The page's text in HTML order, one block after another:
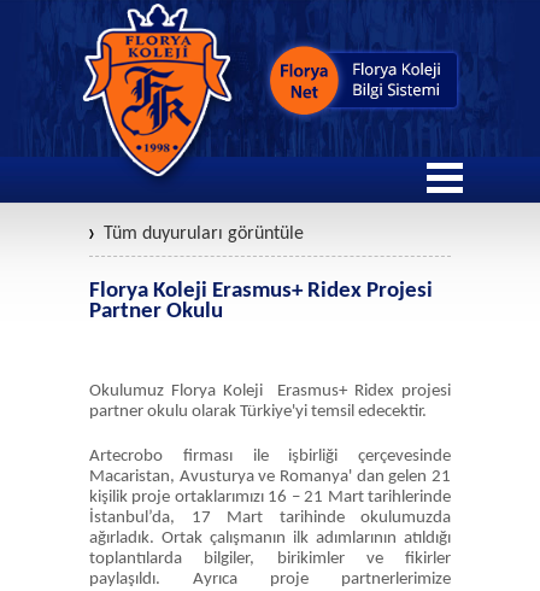
Tüm duyuruları görüntüle
Florya Koleji Erasmus+ Ridex Projesi
Partner Okulu
Okulumuz Florya Koleji Erasmus+ Ridex projesi
partner okulu olarak Türkiye'yi temsil edecektir.
Artecrobo firması ile işbirliği çerçevesinde
Macaristan, Avusturya ve Romanya' dan gelen 21
kişilik proje ortaklarımızı 16 – 21 Mart tarihlerinde
İstanbul’da, 17 Mart tarihinde okulumuzda
ağırladık. Ortak çalışmanın ilk adımlarının atıldığı
toplantılarda bilgiler, birikimler ve fikirler
paylaşıldı. Ayrıca proje partnerlerimize